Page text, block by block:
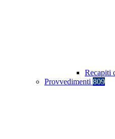
Recapiti
Provvedimenti 809